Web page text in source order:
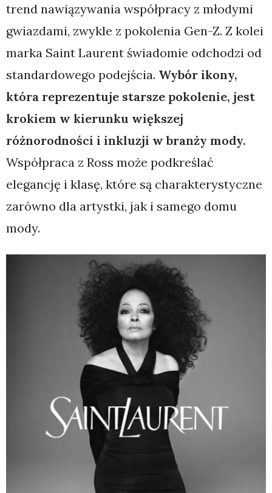
trend nawiązywania współpracy z młodymi
gwiazdami, zwykle z pokolenia Gen-Z. Z kolei
marka Saint Laurent świadomie odchodzi od
standardowego podejścia. Wybór ikony,
która reprezentuje starsze pokolenie, jest
krokiem w kierunku większej
różnorodności i inkluzji w branży mody.
Współpraca z Ross może podkreślać
elegancję i klasę, które są charakterystyczne
zarówno dla artystki, jak i samego domu
mody.